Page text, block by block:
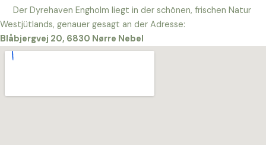
Der Dyrehaven Engholm liegt in der schönen, frischen Natur
Westjütlands, genauer gesagt an der Adresse:
Blåbjergvej 20, 6830 Nørre Nebel